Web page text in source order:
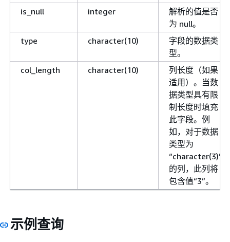
is_null integer
解析的值是否
为 null。
type
character(10)
字段的数据类
型。
col_length
character(10)
列长度（如果
适用）。当数
据类型具有限
制长度时填充
此字段。例
如，对于数据
类型为
“character(3)”
的列，此列将
包含值“3”。
示例查询